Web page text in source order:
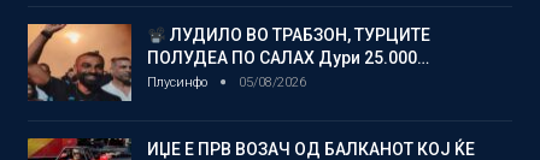
ЛУДИЛО ВО ТРАБЗОН, ТУРЦИТЕ
ПОЛУДЕА ПО САЛАХ Дури 25.000…
Плусинфо 05/08/2026
ИЏЕ Е ПРВ ВОЗАЧ ОД БАЛКАНОТ КОЈ ЌЕ